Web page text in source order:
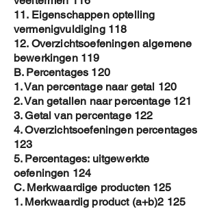
11. Eigenschappen optelling
vermenigvuldiging 118
12. Overzichtsoefeningen algemene
bewerkingen 119
B. Percentages 120
1. Van percentage naar getal 120
2. Van getallen naar percentage 121
3. Getal van percentage 122
4. Overzichtsoefeningen percentages
123
5. Percentages: uitgewerkte
oefeningen 124
C. Merkwaardige producten 125
1. Merkwaardig product (a+b)2 125